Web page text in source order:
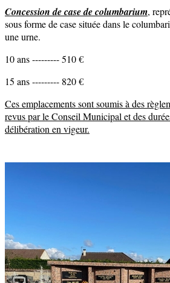
Concession de case de columbarium,
sous forme de case située dans le
une urne.
10 ans --------- 510 €
15 ans --------- 820 €
Ces emplacements sont soumis à des
revus par le Conseil Municipal et des
délibération en vigeur.